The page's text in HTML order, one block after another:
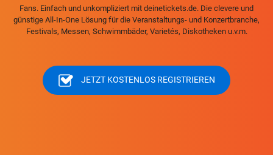
Fans. Einfach und unkompliziert mit deinetickets.de. Die clevere und
günstige All-In-One Lösung für die Veranstaltungs- und Konzertbranche,
Festivals, Messen, Schwimmbäder, Varietés, Diskotheken u.v.m.
JETZT KOSTENLOS REGISTRIEREN